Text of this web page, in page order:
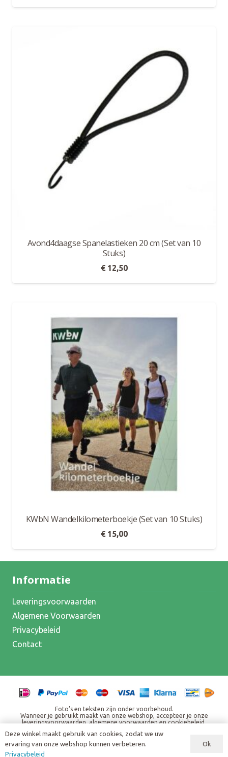
prijs prijs
Avond4daagse Spanelastieken 20 cm (Set van 10
Stuks)
€12,50
KWbN Wandelkilometerboekje (Set van 10 Stuks)
€15,00
Informatie
Leveringsvoorwaarden
Algemene Voorwaarden
Privacybeleid
Contact
Foto’s en teksten zijn onder voorbehoud.
Wanneer je gebruikt maakt van onze webshop, accepteer je onze
leveringsvoorwaarden, algemene voorwaarden en cookiebeleid.
heffingen. Standaard verzendbijdrage € 7,95, bij een bestelling vanaf €
150,00 gratis verzending.
Deze winkel maakt gebruik van cookies, zodat we uw
ervaring van onze webshop kunnen verbeteren.
Privacybeleid
Ok